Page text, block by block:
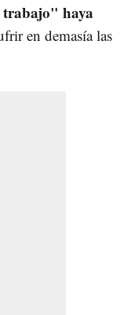
haya
en demasía las